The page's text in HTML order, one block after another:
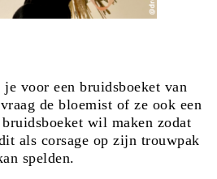
voor een bruidsboeket van
de bloemist of ze ook een
wil maken zodat
als corsage op zijn trouwpak
spelden.